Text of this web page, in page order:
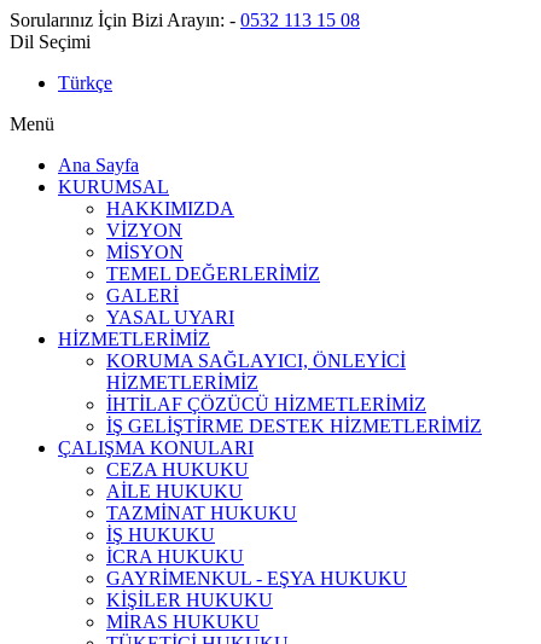
Sorularınız İçin Bizi Arayın: - 0532 113 15 08
Dil Seçimi
Türkçe
Menü
Ana Sayfa
KURUMSAL
HAKKIMIZDA
VİZYON
MİSYON
TEMEL DEĞERLERİMİZ
GALERİ
YASAL UYARI
HİZMETLERİMİZ
KORUMA SAĞLAYICI, ÖNLEYİCİ
HİZMETLERİMİZ
İHTİLAF ÇÖZÜCÜ HİZMETLERİMİZ
İŞ GELİŞTİRME DESTEK HİZMETLERİMİZ
ÇALIŞMA KONULARI
CEZA HUKUKU
AİLE HUKUKU
TAZMİNAT HUKUKU
İŞ HUKUKU
İCRA HUKUKU
GAYRİMENKUL - EŞYA HUKUKU
KİŞİLER HUKUKU
MİRAS HUKUKU